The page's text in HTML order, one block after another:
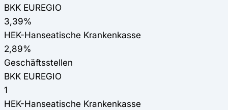
BKK EUREGIO
3,39%
HEK-Hanseatische Krankenkasse
2,89%
Geschäftsstellen
BKK EUREGIO
1
HEK-Hanseatische Krankenkasse